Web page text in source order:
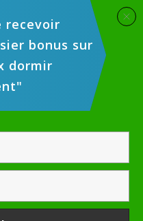
recevoir
bonus sur
dormir